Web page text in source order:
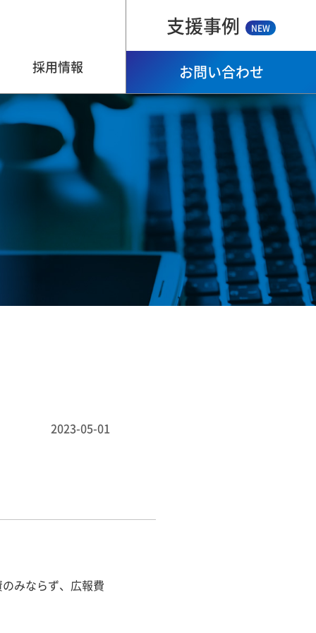
支援事例 NEW
お問い合わせ
採用情報
2023-05-01
みならず、広報費